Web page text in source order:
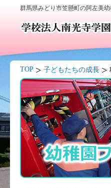
群馬県みどり市笠懸町の阿左美
TOP 子どもたちの成長